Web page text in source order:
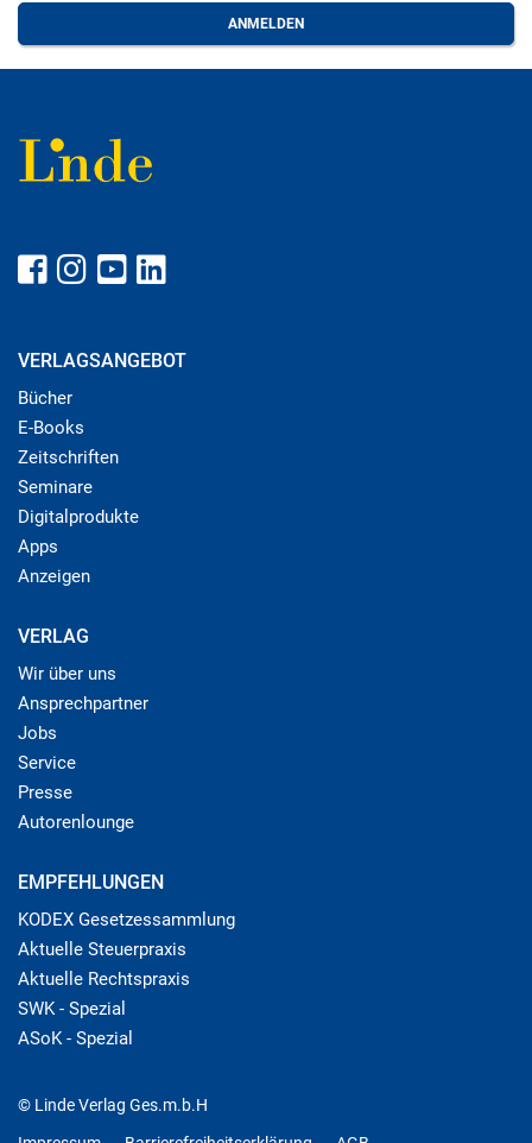
VERLAGSANGEBOT
Bücher
E-Books
Zeitschriften
Seminare
Digitalprodukte
Apps
Anzeigen
VERLAG
Wir über uns
Ansprechpartner
Jobs
Service
Presse
Autorenlounge
EMPFEHLUNGEN
KODEX Gesetzessammlung
Aktuelle Steuerpraxis
Aktuelle Rechtspraxis
SWK - Spezial
ASoK - Spezial
© Linde Verlag Ges.m.b.H